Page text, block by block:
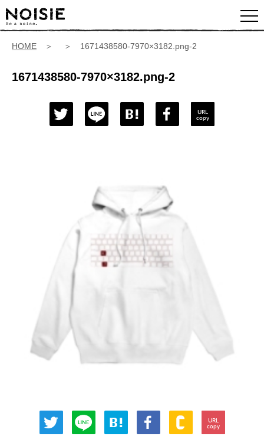
HOME ＞ ＞ 1671438580-7970×3182.png-2
1671438580-7970×3182.png-2
URL
copy
URL
copy